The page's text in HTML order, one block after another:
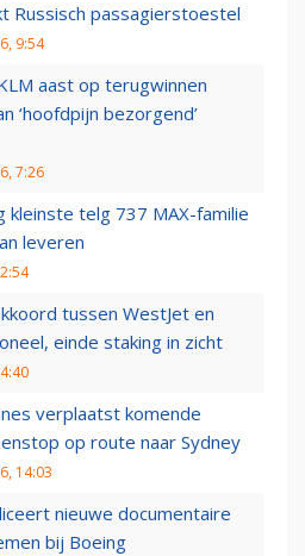
Russisch passagierstoestel
9:54
aast op terugwinnen
‘hoofdpijn bezorgend’
7:26
kleinste telg 737 MAX-familie
leveren
tussen WestJet en
einde staking in zicht
verplaatst komende
op route naar Sydney
14:03
nieuwe documentaire
bij Boeing